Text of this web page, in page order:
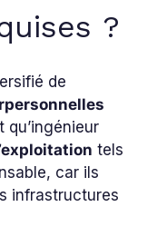
?
de
tels
car ils
infrastructures